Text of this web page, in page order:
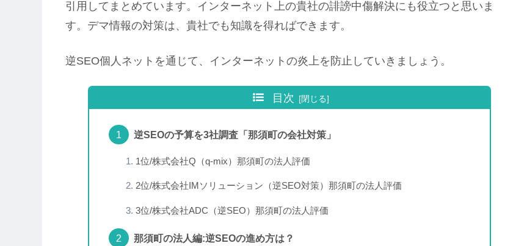
引用してまとめています。インターネット上の貴社の誹謗中傷解決にも役立つと思いま
す。デマ情報の対策は、貴社でも知識を得ればできます。
逆SEO個人ネットを通じて、インターネットの炎上を防止していきましょう。
目次
逆SEOの予算を3社調査「那須町の会社対策」
1位/株式会社Q（q-mix）那須町の法人評価
2位/株式会社IMソリューション（逆SEO対策）那須町の法人評価
3位/株式会社ADC（逆SEO）那須町の法人評価
那須町の法人編:逆SEOの進め方は？